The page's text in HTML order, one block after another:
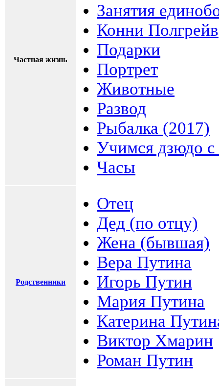
Частная жизнь
Занятия
Конни Полгрейв
Подарки
Портрет
Животные
Развод
Рыбалка (2017)
Учимся дзюдо
Часы
Родственники
Отец
Дед (по отцу)
Жена (бывшая)
Вера Путина
Игорь Путин
Мария Путина
Катерина
Виктор Хмарин
Роман Путин